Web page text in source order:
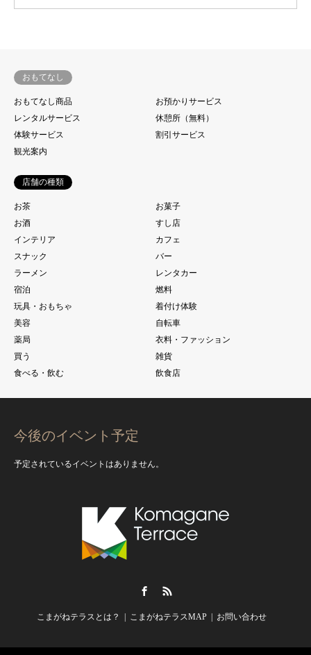
おもてなし
おもてなし商品
お預かりサービス
レンタルサービス
休憩所（無料）
体験サービス
割引サービス
観光案内
店舗の種類
お茶
お菓子
お酒
すし店
インテリア
カフェ
スナック
バー
ラーメン
レンタカー
宿泊
燃料
玩具・おもちゃ
着付け体験
美容
自転車
薬局
衣料・ファッション
買う
雑貨
食べる・飲む
飲食店
今後のイベント予定
予定されているイベントはありません。
こまがねテラスとは？ こまがねテラスMAP お問い合わせ